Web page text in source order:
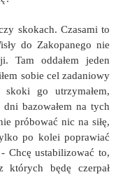
skokach. Czasami to
do Zakopanego nie
Tam oddałem jeden
sobie cel zadaniowy
go utrzymałem,
bazowałem na tych
próbować nic na siłę,
po kolei poprawiać
Chcę ustabilizować to,
których będę czerpał